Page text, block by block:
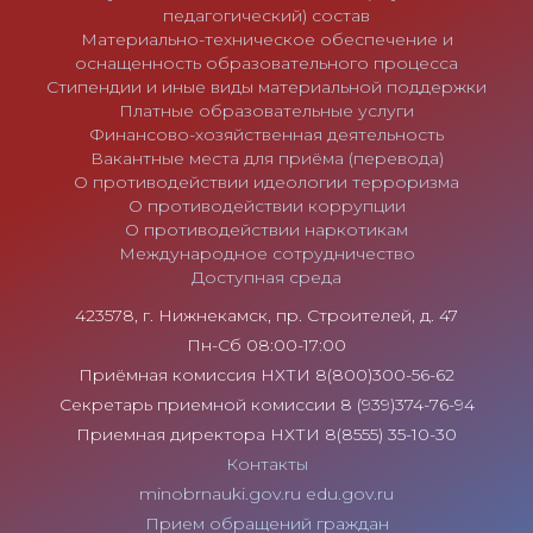
педагогический) состав
Материально-техническое обеспечение и
оснащенность образовательного процесса
Стипендии и иные виды материальной поддержки
Платные образовательные услуги
Финансово-хозяйственная деятельность
Вакантные места для приёма (перевода)
О противодействии идеологии терроризма
О противодействии коррупции
О противодействии наркотикам
Международное сотрудничество
Доступная среда
423578, г. Нижнекамск, пр. Строителей, д. 47
Пн-Сб 08:00-17:00
Приёмная комиссия НХТИ 8(800)300-56-62
Секретарь приемной комиссии 8 (939)374-76-94
Приемная директора НХТИ 8(8555) 35-10-30
Контакты
minobrnauki.gov.ru edu.gov.ru
Прием обращений граждан